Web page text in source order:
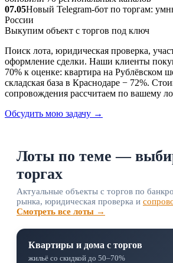
07.05Новый Telegram‑бот по торгам:
России
Выкупим объект с торгов под ключ
Поиск лота, юридическая проверка,
оформление сделки. Наши клиенты
70% к оценке: квартира на Рублёвском
складская база в Краснодаре − 72%.
сопровождения рассчитаем по вашему
Обсудить мою задачу →
Лоты по теме —
торгах
Актуальные объекты с торгов по
рынка, юридическая проверка и
Смотреть все лоты →
Квартиры и дома с торгов
жильё со скидкой до 50–70%